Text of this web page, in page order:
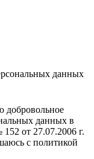
данных
добровольное
данных в
от 27.07.2006 г.
с политикой